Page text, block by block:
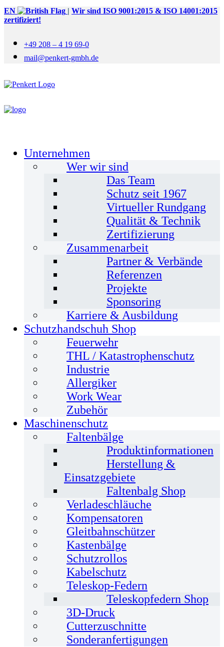
EN | Wir sind ISO 9001:2015 & ISO 14001:2015
zertifiziert!
+49 208 – 4 19 69-0
mail@penkert-gmbh.de
Unternehmen
Wer wir sind
Das Team
Schutz seit 1967
Virtueller Rundgang
Qualität & Technik
Zertifizierung
Zusammenarbeit
Partner & Verbände
Referenzen
Projekte
Sponsoring
Karriere & Ausbildung
Schutzhandschuh Shop
Feuerwehr
THL / Katastrophenschutz
Industrie
Allergiker
Work Wear
Zubehör
Maschinenschutz
Faltenbälge
Produktinformationen
Herstellung &
Einsatzgebiete
Faltenbalg Shop
Verladeschläuche
Kompensatoren
Gleitbahnschützer
Kastenbälge
Schutzrollos
Kabelschutz
Teleskop-Federn
Teleskopfedern Shop
3D-Druck
Cutterzuschnitte
Sonderanfertigungen